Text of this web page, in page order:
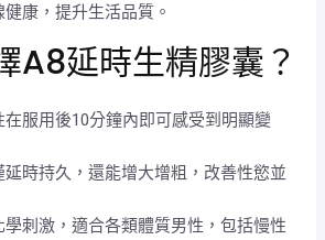
康，提升生活品質。
A8延時生精膠囊？
服用後10分鐘內即可感受到明顯變
時持久，還能增大增粗，改善性慾並
刺激，適合各類體質男性，包括慢性